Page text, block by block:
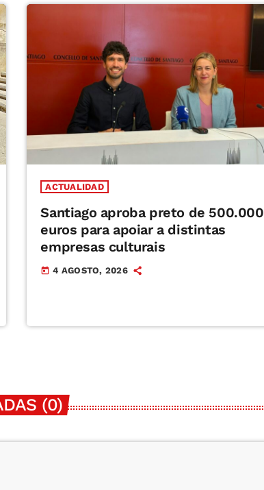
ACTUALIDAD
Santiago aproba preto de 500.000
euros para apoiar a distintas
empresas culturais
today 4 AGOSTO, 2026
(0)